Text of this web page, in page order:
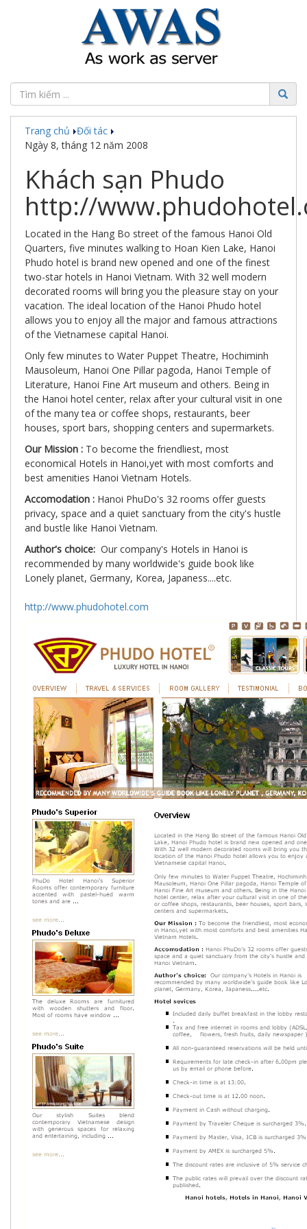
Đối
tác
Sản
phẩm
Ứng
dụng
chuyển
đổi
số
Công
nghệ
Thế
giới
số
Trang chủ Đối tác
Ngày 8, tháng 12 năm 2008
Khách sạn Phudo
http://
Located in the Hang Bo street of the famous Hanoi Old
Quarters, five minutes walking to Hoan Kien Lake, Hanoi
Phudo hotel is brand new opened and one of the finest
two-star hotels in Hanoi Vietnam. With 32 well modern
decorated rooms will bring you the pleasure stay on your
vacation. The ideal location of the Hanoi Phudo hotel
allows you to enjoy all the major and famous attractions
of the Vietnamese capital Hanoi.
Only few minutes to Water Puppet Theatre, Hochiminh
Mausoleum, Hanoi One Pillar pagoda, Hanoi Temple of
Literature, Hanoi Fine Art museum and others. Being in
the Hanoi hotel center, relax after your cultural visit in one
of the many tea or coffee shops, restaurants, beer
houses, sport bars, shopping centers and supermarkets.
Our Mission : To become the friendliest, most
economical Hotels in Hanoi,yet with most comforts and
best amenities Hanoi Vietnam Hotels.
Accomodation : Hanoi PhuDo's 32 rooms offer guests
privacy, space and a quiet sanctuary from the city's hustle
and bustle like Hanoi Vietnam.
Author's choice: Our company's Hotels in Hanoi is
recommended by many worldwide's guide book like
Lonely planet, Germany, Korea, Japaness....etc.
http://www.phudohotel.com